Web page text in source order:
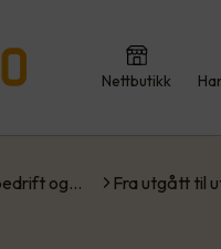
Nettbutikk
og… Fra utgått til